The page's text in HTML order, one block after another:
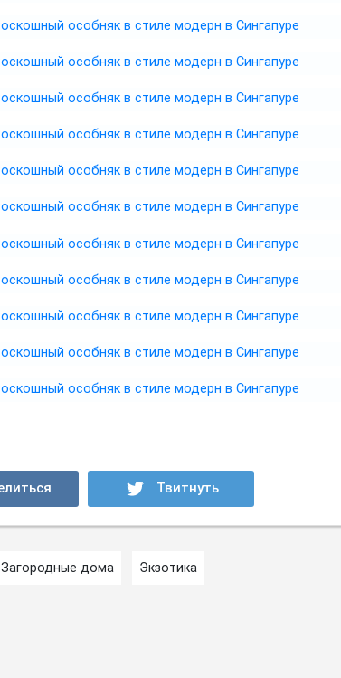
Загородные дома Экзотика